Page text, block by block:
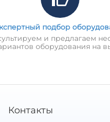
подбор
и предлагаем
оборудования на
Контакты